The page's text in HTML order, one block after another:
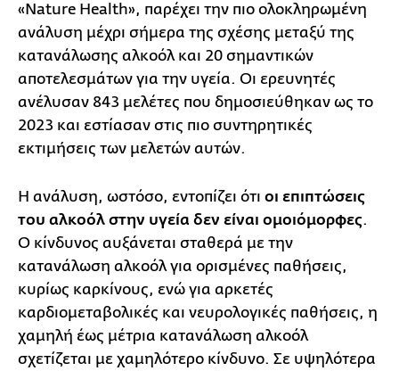
«Nature Health», παρέχει την πιο ολοκληρωμένη
ανάλυση μέχρι σήμερα της σχέσης μεταξύ της
κατανάλωσης αλκοόλ και 20 σημαντικών
αποτελεσμάτων για την υγεία. Οι ερευνητές
ανέλυσαν 843 μελέτες που δημοσιεύθηκαν ως το
2023 και εστίασαν στις πιο συντηρητικές
εκτιμήσεις των μελετών αυτών.
Η ανάλυση, ωστόσο, εντοπίζει ότι οι επιπτώσεις
του αλκοόλ στην υγεία δεν είναι ομοιόμορφες.
Ο κίνδυνος αυξάνεται σταθερά με την
κατανάλωση αλκοόλ για ορισμένες παθήσεις,
κυρίως καρκίνους, ενώ για αρκετές
καρδιομεταβολικές και νευρολογικές παθήσεις, η
χαμηλή έως μέτρια κατανάλωση αλκοόλ
σχετίζεται με χαμηλότερο κίνδυνο. Σε υψηλότερα